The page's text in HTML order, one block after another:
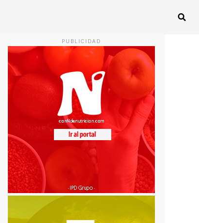
PUBLICIDAD